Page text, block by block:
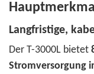
Langfristige,
Der T-3000L bietet
Stromversorgung